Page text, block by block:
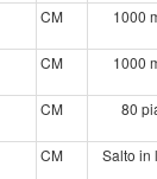
CM 1000
CM 1000
CM 80
CM Salto in